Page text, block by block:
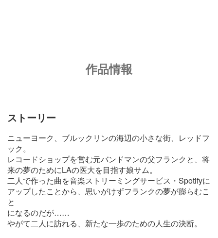
作品情報
ストーリー
ニューヨーク、ブルックリンの海辺の小さな街、レッドフ
ック。
レコードショップを営む元バンドマンの父フランクと、将
来の夢のためにLAの医大を目指す娘サム。
二人で作った曲を音楽ストリーミングサービス・Spotifyに
アップしたことから、思いがけずフランクの夢が膨らむこ
と
になるのだが……
やがて二人に訪れる、新たな一歩のための人生の決断。